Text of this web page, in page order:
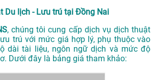
Du lịch - Lưu trú tại Đồng Nai
, chúng tôi cung cấp dịch vụ dịch thuật
trú với mức giá hợp lý, phụ thuộc vào
dài tài liệu, ngôn ngữ dịch và mức độ
Dưới đây là bảng giá tham khảo: